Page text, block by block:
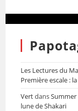
Les Lectures du
Première escale :
VertdansSummer
lune de Shakari